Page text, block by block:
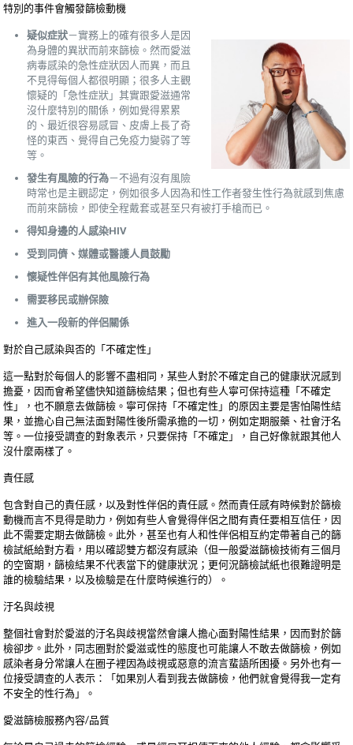
特別的事件會觸發篩檢動機
疑似症狀－實務上的確有很多人是因
為身體的異狀而前來篩檢。然而愛滋
病毒感染的急性症狀因人而異，而且
不見得每個人都很明顯；很多人主觀
懷疑的「急性症狀」其實跟愛滋通常
沒什麼特別的關係，例如覺得累累
的、最近很容易感冒、皮膚上長了奇
怪的東西、覺得自己免疫力變弱了等
等。
發生有風險的行為－不過有沒有風險
時常也是主觀認定，例如很多人因為和性工作者發生性行為就感到焦慮
而前來篩檢，即使全程戴套或甚至只有被打手槍而已。
得知身邊的人感染HIV
受到同儕、媒體或醫護人員鼓勵
懷疑性伴侶有其他風險行為
需要移民或辦保險
進入一段新的伴侶關係
對於自己感染與否的「不確定性」
這一點對於每個人的影響不盡相同，某些人對於不確定自己的健康狀況感到
擔憂，因而會希望儘快知道篩檢結果；但也有些人寧可保持這種「不確定
性」，也不願意去做篩檢。寧可保持「不確定性」的原因主要是害怕陽性結
果，並擔心自己無法面對陽性後所需承擔的一切，例如定期服藥、社會汙名
等。一位接受調查的對象表示，只要保持「不確定」，自己好像就跟其他人
沒什麼兩樣了。
責任感
包含對自己的責任感，以及對性伴侶的責任感。然而責任感有時候對於篩檢
動機而言不見得是助力，例如有些人會覺得伴侶之間有責任要相互信任，因
此不需要定期去做篩檢。此外，甚至也有人和性伴侶相互約定帶著自己的篩
檢試紙給對方看，用以確認雙方都沒有感染（但一般愛滋篩檢技術有三個月
的空窗期，篩檢結果不代表當下的健康狀況；更何況篩檢試紙也很難證明是
誰的檢驗結果，以及檢驗是在什麼時候進行的）。
汙名與歧視
整個社會對於愛滋的汙名與歧視當然會讓人擔心面對陽性結果，因而對於篩
檢卻步。此外，同志圈對於愛滋或性的態度也可能讓人不敢去做篩檢，例如
感染者身分常讓人在圈子裡因為歧視或惡意的流言蜚語所困擾。另外也有一
位接受調查的人表示：「如果別人看到我去做篩檢，他們就會覺得我一定有
不安全的性行為」。
愛滋篩檢服務內容/品質